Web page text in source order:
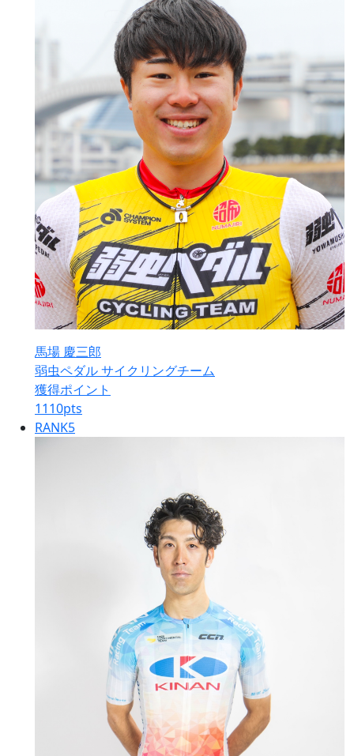
馬場 慶三郎
弱虫ペダル サイクリングチーム
獲得ポイント
1110pts
RANK5